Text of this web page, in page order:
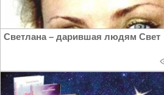
Светлана – дарившая людям Свет